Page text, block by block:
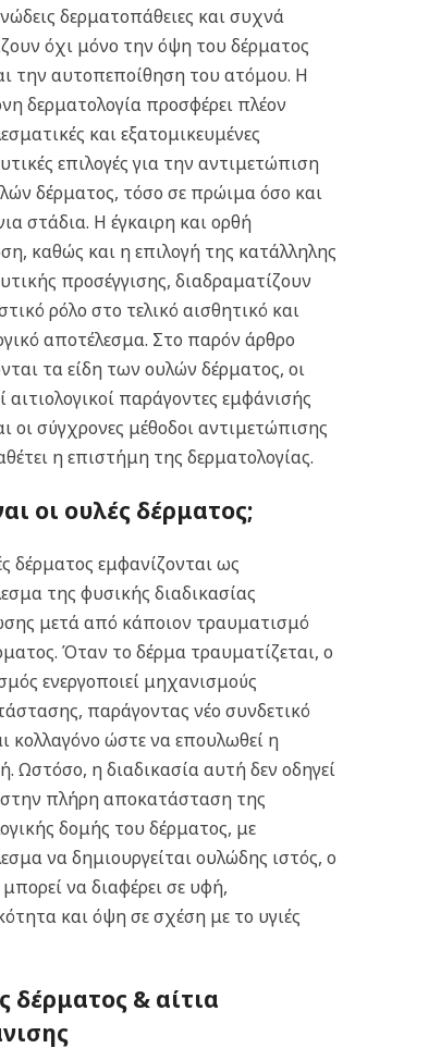
δερματοπάθειες και συχνά
όχι μόνο την όψη του δέρματος
την αυτοπεποίθηση του ατόμου. Η
δερματολογία προσφέρει πλέον
και εξατομικευμένες
επιλογές για την αντιμετώπιση
δέρματος, τόσο σε πρώιμα όσο και
στάδια. Η έγκαιρη και ορθή
καθώς και η επιλογή της κατάλληλης
προσέγγισης, διαδραματίζουν
ρόλο στο τελικό αισθητικό και
αποτέλεσμα. Στο παρόν άρθρο
τα είδη των ουλών δέρματος, οι
αιτιολογικοί παράγοντες εμφάνισής
οι σύγχρονες μέθοδοι αντιμετώπισης
η επιστήμη της δερματολογίας.
οι ουλές δέρματος;
δέρματος εμφανίζονται ως
της φυσικής διαδικασίας
μετά από κάποιον τραυματισμό
Όταν το δέρμα τραυματίζεται, ο
ενεργοποιεί μηχανισμούς
παράγοντας νέο συνδετικό
κολλαγόνο ώστε να επουλωθεί η
Ωστόσο, η διαδικασία αυτή δεν οδηγεί
πλήρη αποκατάσταση της
δομής του δέρματος, με
να δημιουργείται ουλώδης ιστός, ο
να διαφέρει σε υφή,
και όψη σε σχέση με το υγιές
δέρματος & αίτια